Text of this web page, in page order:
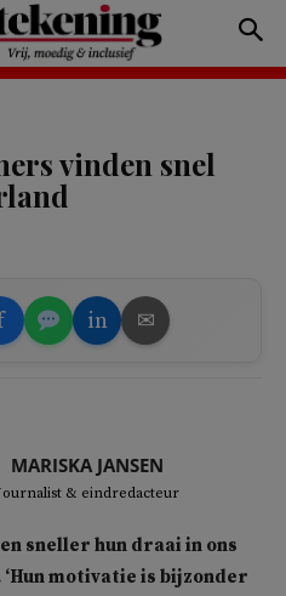
vinden snel
in ✉
MARISKA JANSEN
& eindredacteur
sneller hun draai in ons
motivatie is bijzonder